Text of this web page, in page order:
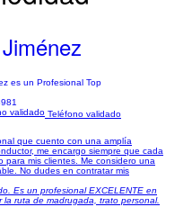
Teléfono validado
que cuento con una amplía
me encargo siempre que cada
para mis clientes. Me considero una
No dudes en contratar mis
Es un profesional EXCELENTE en
ruta de madrugada, trato personal.